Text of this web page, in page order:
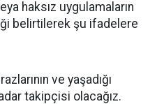
haksız uygulamaların
belirtilerek şu ifadelere
ve yaşadığı
takipçisi olacağız.